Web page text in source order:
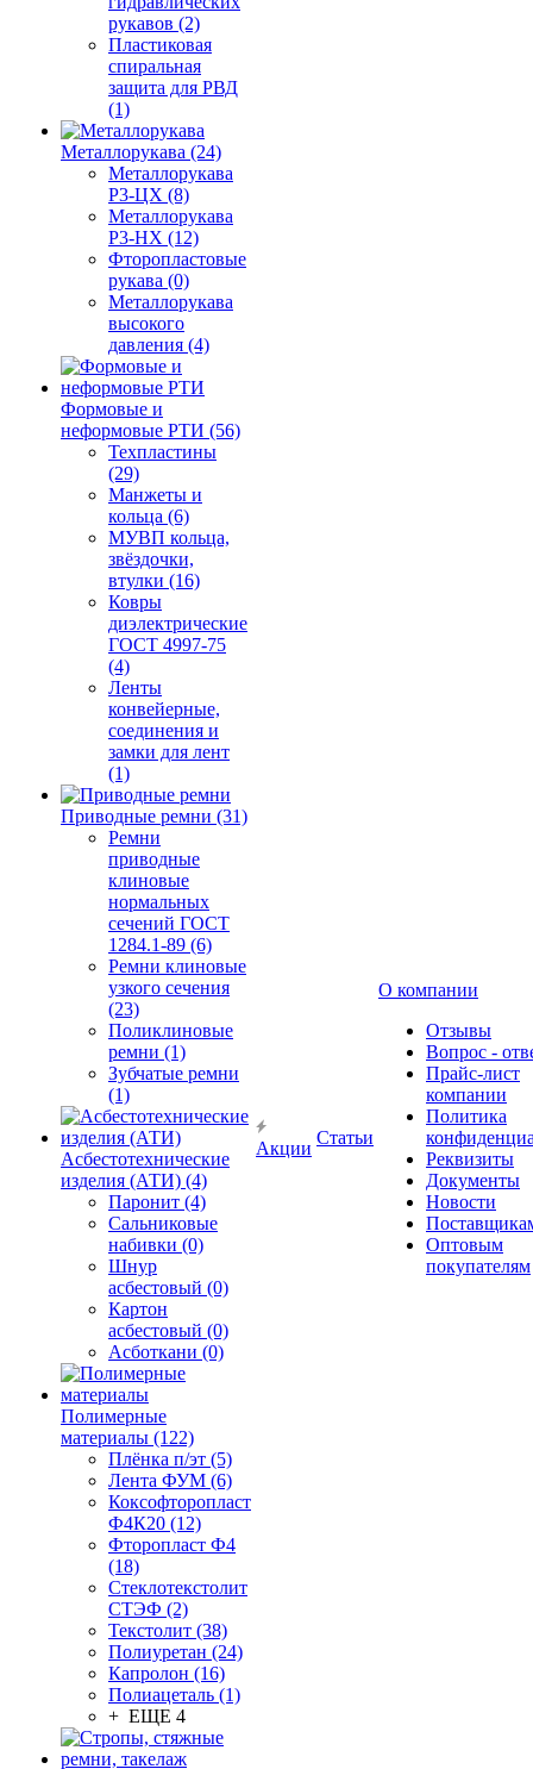
рукавов (2)
Пластиковая
спиральная
защита для РВД
(1)
Металлорукава (24)
Металлорукава
Р3-ЦХ (8)
Металлорукава
Р3-НХ (12)
Фторопластовые
рукава (0)
Металлорукава
высокого
давления (4)
Формовые и
неформовые РТИ (56)
Техпластины
(29)
Манжеты и
кольца (6)
МУВП кольца,
звёздочки,
втулки (16)
Ковры
диэлектрические
ГОСТ 4997-75
(4)
Ленты
конвейерные,
соединения и
замки для лент
(1)
Приводные ремни (31)
Ремни
приводные
клиновые
нормальных
сечений ГОСТ
1284.1-89 (6)
Ремни клиновые
узкого сечения
(23)
Поликлиновые
ремни (1)
Зубчатые ремни
(1)
Асбестотехнические
изделия (АТИ) (4)
Паронит (4)
Сальниковые
набивки (0)
Шнур
асбестовый (0)
Картон
асбестовый (0)
Асботкани (0)
Полимерные
материалы (122)
Плёнка п/эт (5)
Лента ФУМ (6)
Коксофторопласт
Ф4К20 (12)
Фторопласт Ф4
(18)
Стеклотекстолит
СТЭФ (2)
Текстолит (38)
Полиуретан (24)
Капролон (16)
Полиацеталь (1)
+ ЕЩЕ 4
Акции
Статьи
О компании
Отзывы
Вопрос -
Прайс-лист
компании
Политика
Реквизиты
Документы
Новости
Оптовым
покупателям